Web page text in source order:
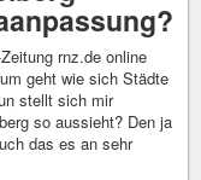
rnz.de online
geht wie sich Städte
stellt sich mir
so aussieht? Den ja
das es an sehr